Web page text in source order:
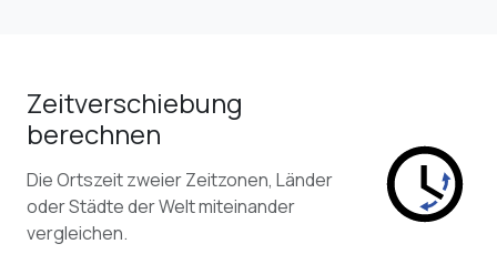
Zeitverschiebung
berechnen
Die Ortszeit zweier Zeitzonen, Länder
oder Städte der Welt miteinander
vergleichen.